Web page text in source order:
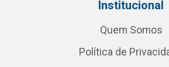
Institucional
Quem Somos
Política de